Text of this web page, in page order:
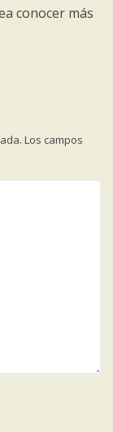
conocer más
Los campos